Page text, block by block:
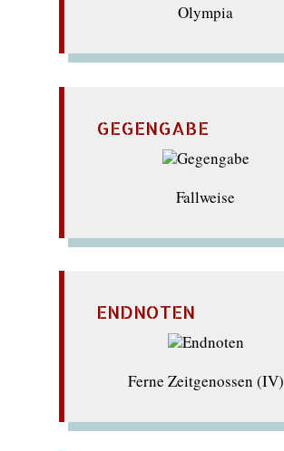
Olympia
GEGENGABE
Fallweise
ENDNOTEN
Ferne Zeitgenossen (IV)